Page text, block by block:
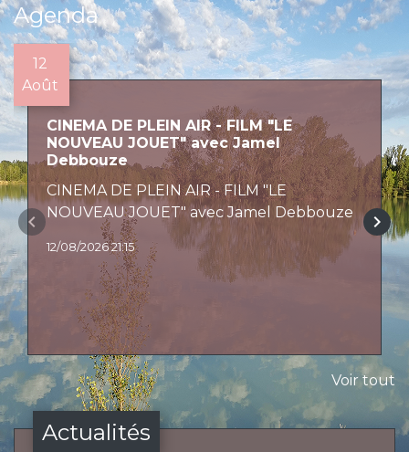
Agenda
12
Août
CINEMA DE PLEIN AIR - FILM "LE
NOUVEAU JOUET" avec Jamel
Debbouze
CINEMA DE PLEIN AIR - FILM "LE
NOUVEAU JOUET" avec Jamel Debbouze
12/08/2026 21:15
keyboard_arrow_left keyboard_arrow_right
Voir tout
Actualités